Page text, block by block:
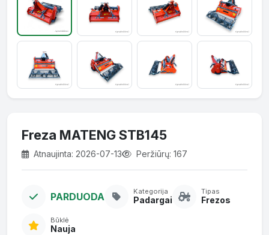
Freza MATENG STB145
Atnaujinta: 2026-07-13 Peržiūrų: 167
PARDUODA Kategorija
Padargai
Tipas
Frezos
Būklė
Nauja